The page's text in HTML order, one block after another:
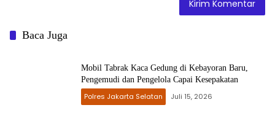
Baca Juga
Mobil Tabrak Kaca Gedung di Kebayoran Baru,
Pengemudi dan Pengelola Capai Kesepakatan
Polres Jakarta Selatan Juli 15, 2026